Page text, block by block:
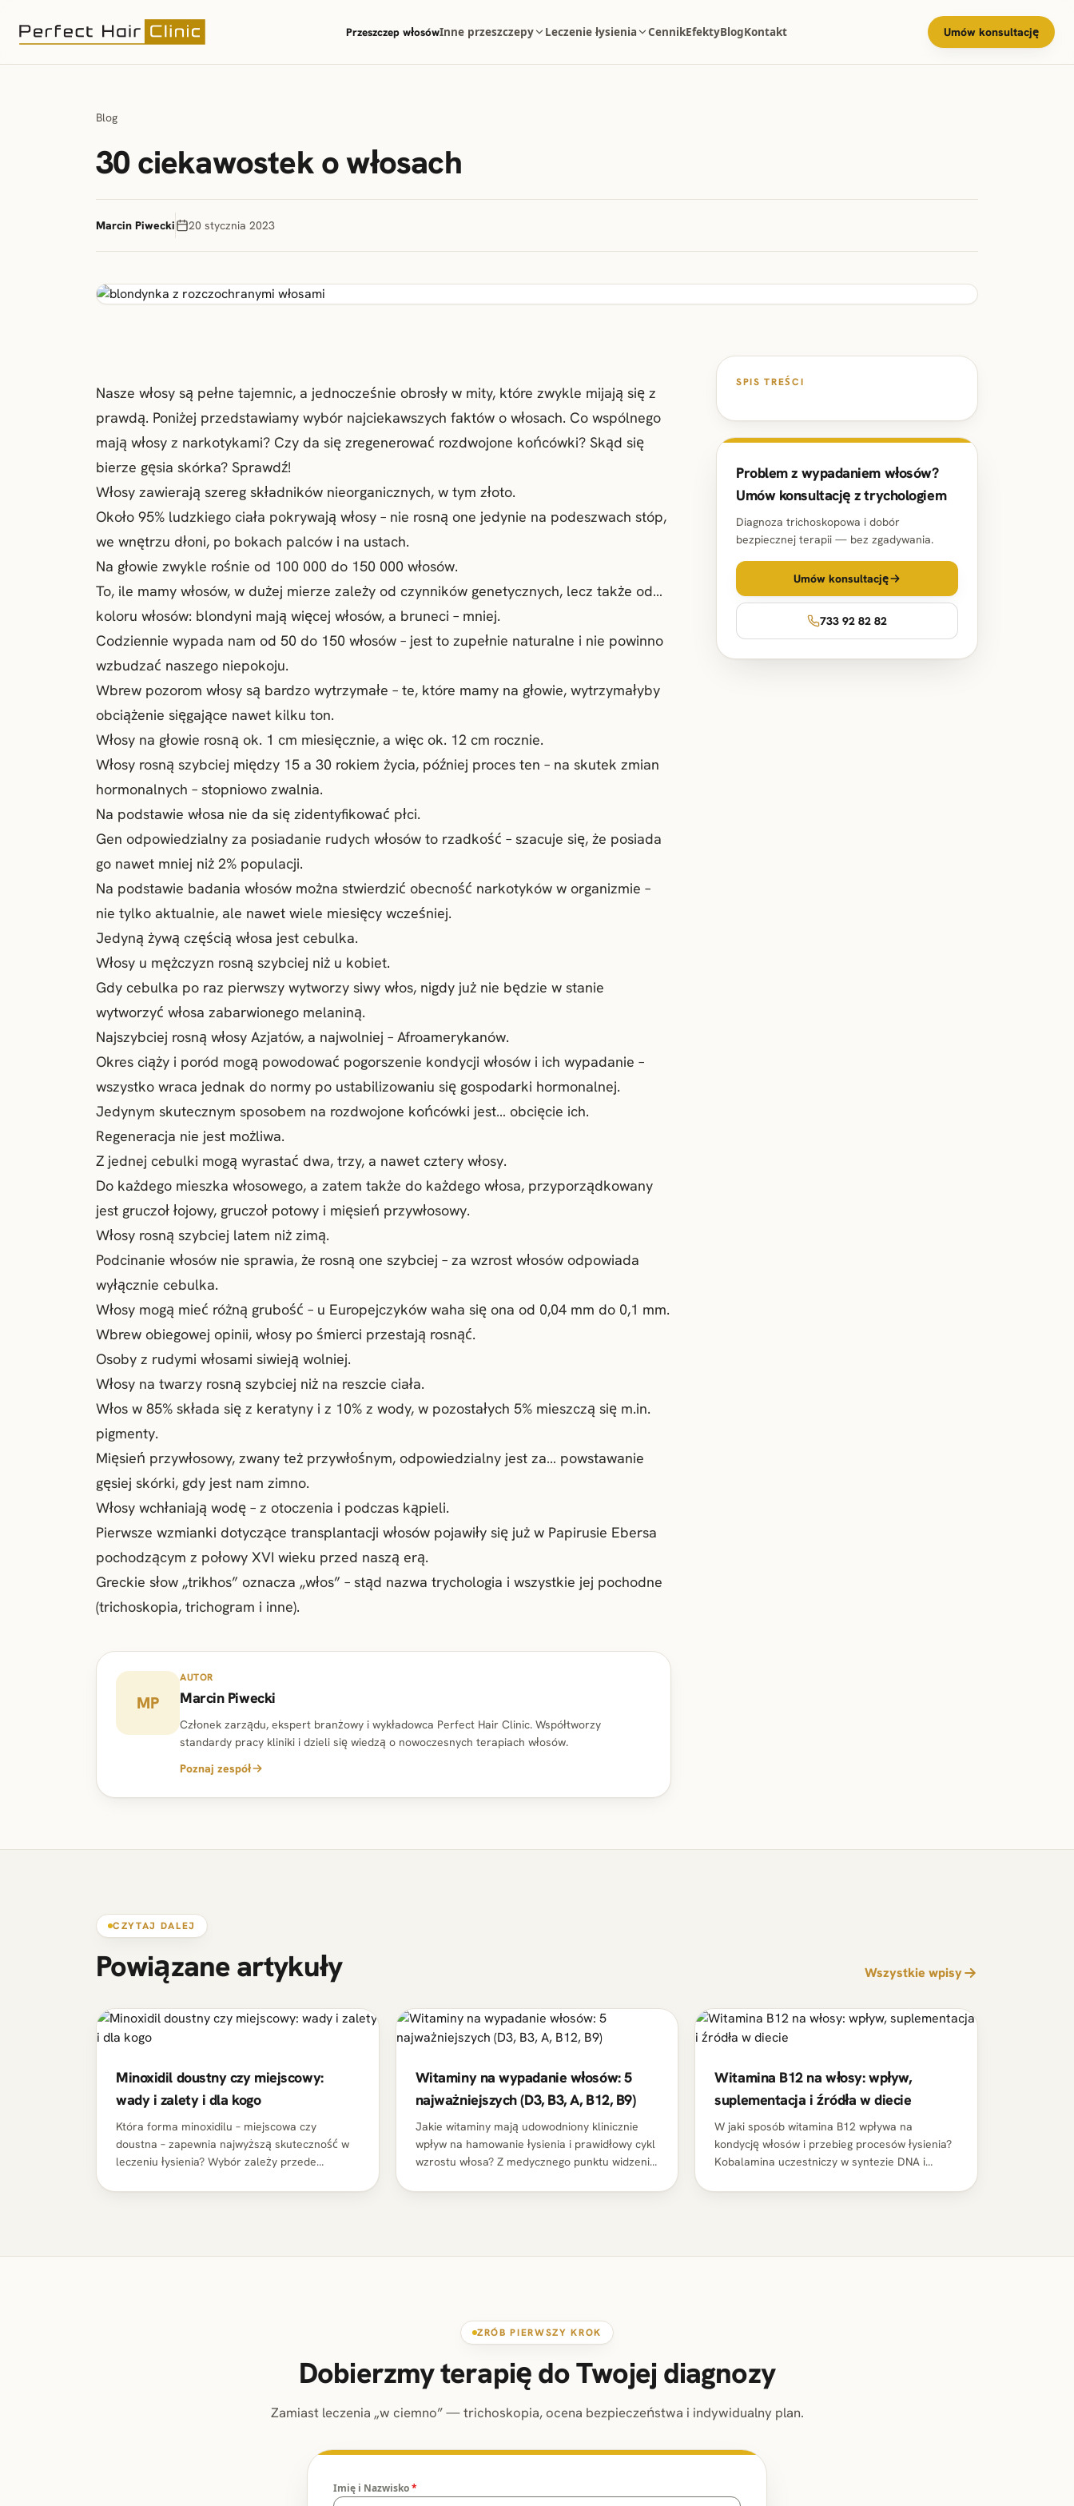
Przeszczep włosówInne przeszczepy Leczenie łysienia CennikEfektyBlogKontakt Umów konsultację
Blog
30 ciekawostek o włosach
Marcin Piwecki 20 stycznia 2023
Nasze włosy są pełne tajemnic, a jednocześnie obrosły w mity, które zwykle mijają się z
prawdą. Poniżej przedstawiamy wybór najciekawszych faktów o włosach. Co wspólnego
mają włosy z narkotykami? Czy da się zregenerować rozdwojone końcówki? Skąd się
bierze gęsia skórka? Sprawdź!
Włosy zawierają szereg składników nieorganicznych, w tym złoto.
Około 95% ludzkiego ciała pokrywają włosy – nie rosną one jedynie na podeszwach stóp,
we wnętrzu dłoni, po bokach palców i na ustach.
Na głowie zwykle rośnie od 100 000 do 150 000 włosów.
To, ile mamy włosów, w dużej mierze zależy od czynników genetycznych, lecz także od…
koloru włosów: blondyni mają więcej włosów, a bruneci – mniej.
Codziennie wypada nam od 50 do 150 włosów – jest to zupełnie naturalne i nie powinno
wzbudzać naszego niepokoju.
Wbrew pozorom włosy są bardzo wytrzymałe – te, które mamy na głowie, wytrzymałyby
obciążenie sięgające nawet kilku ton.
Włosy na głowie rosną ok. 1 cm miesięcznie, a więc ok. 12 cm rocznie.
Włosy rosną szybciej między 15 a 30 rokiem życia, później proces ten – na skutek zmian
hormonalnych – stopniowo zwalnia.
Na podstawie włosa nie da się zidentyfikować płci.
Gen odpowiedzialny za posiadanie rudych włosów to rzadkość – szacuje się, że posiada
go nawet mniej niż 2% populacji.
Na podstawie badania włosów można stwierdzić obecność narkotyków w organizmie –
nie tylko aktualnie, ale nawet wiele miesięcy wcześniej.
Jedyną żywą częścią włosa jest cebulka.
Włosy u mężczyzn rosną szybciej niż u kobiet.
Gdy cebulka po raz pierwszy wytworzy siwy włos, nigdy już nie będzie w stanie
wytworzyć włosa zabarwionego melaniną.
Najszybciej rosną włosy Azjatów, a najwolniej – Afroamerykanów.
Okres ciąży i poród mogą powodować pogorszenie kondycji włosów i ich wypadanie –
wszystko wraca jednak do normy po ustabilizowaniu się gospodarki hormonalnej.
Jedynym skutecznym sposobem na rozdwojone końcówki jest… obcięcie ich.
Regeneracja nie jest możliwa.
Z jednej cebulki mogą wyrastać dwa, trzy, a nawet cztery włosy.
Do każdego mieszka włosowego, a zatem także do każdego włosa, przyporządkowany
jest gruczoł łojowy, gruczoł potowy i mięsień przywłosowy.
Włosy rosną szybciej latem niż zimą.
Podcinanie włosów nie sprawia, że rosną one szybciej – za wzrost włosów odpowiada
wyłącznie cebulka.
Włosy mogą mieć różną grubość – u Europejczyków waha się ona od 0,04 mm do 0,1 mm.
Wbrew obiegowej opinii, włosy po śmierci przestają rosnąć.
Osoby z rudymi włosami siwieją wolniej.
Włosy na twarzy rosną szybciej niż na reszcie ciała.
Włos w 85% składa się z keratyny i z 10% z wody, w pozostałych 5% mieszczą się m.in.
pigmenty.
Mięsień przywłosowy, zwany też przywłośnym, odpowiedzialny jest za… powstawanie
gęsiej skórki, gdy jest nam zimno.
Włosy wchłaniają wodę – z otoczenia i podczas kąpieli.
Pierwsze wzmianki dotyczące transplantacji włosów pojawiły się już w Papirusie Ebersa
pochodzącym z połowy XVI wieku przed naszą erą.
Greckie słow „trikhos” oznacza „włos” – stąd nazwa trychologia i wszystkie jej pochodne
(trichoskopia, trichogram i inne).
MP
AUTOR
Marcin Piwecki
Członek zarządu, ekspert branżowy i wykładowca Perfect Hair Clinic. Współtworzy
standardy pracy kliniki i dzieli się wiedzą o nowoczesnych terapiach włosów.
Poznaj zespół
SPIS TREŚCI
Problem z wypadaniem włosów?
Umów konsultację z trychologiem
Diagnoza trichoskopowa i dobór
bezpiecznej terapii — bez zgadywania.
Umów konsultację
733 92 82 82
CZYTAJ DALEJ
Powiązane artykuły Wszystkie wpisy
Minoxidil doustny czy miejscowy:
wady i zalety i dla kogo
Która forma minoxidilu – miejscowa czy
doustna – zapewnia najwyższą skuteczność w
leczeniu łysienia? Wybór zależy przede
Witaminy na wypadanie włosów: 5
najważniejszych (D3, B3, A, B12, B9)
Jakie witaminy mają udowodniony klinicznie
wpływ na hamowanie łysienia i prawidłowy cykl
wzrostu włosa? Z medycznego punktu widzenia
Witamina B12 na włosy: wpływ,
suplementacja i źródła w diecie
W jaki sposób witamina B12 wpływa na
kondycję włosów i przebieg procesów łysienia?
Kobalamina uczestniczy w syntezie DNA i
ZRÓB PIERWSZY KROK
Dobierzmy terapię do Twojej diagnozy
Zamiast leczenia „w ciemno” — trichoskopia, ocena bezpieczeństwa i indywidualny plan.
Imię i Nazwisko*